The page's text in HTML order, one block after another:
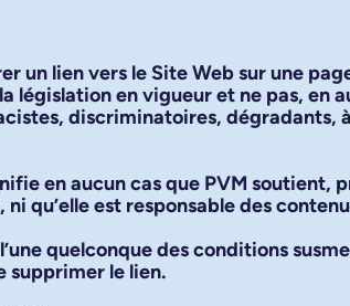
un lien vers le Site Web sur une
législation en vigueur et ne pas, en
discriminatoires,
en aucun cas que PVM
qu’elle est responsable des
quelconque des conditions
supprimer le lien.